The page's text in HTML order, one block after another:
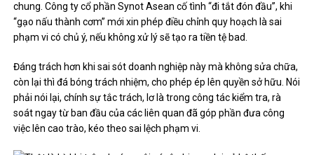
chung. Công ty cổ phần Synot Asean cố tình “đi tắt đón đầu”, khi
“gạo nấu thành cơm” mới xin phép điều chỉnh quy hoạch là sai
phạm vi có chủ ý, nếu không xử lý sẽ tạo ra tiền tệ bad.
Đáng trách hơn khi sai sót doanh nghiệp này mà không sửa chữa,
còn lại thì đá bóng trách nhiệm, cho phép ép lên quyền sở hữu. Nói
phải nói lại, chính sự tắc trách, lơ là trong công tác kiểm tra, rà
soát ngay từ ban đầu của các liên quan đã góp phần đưa công
việc lên cao trào, kéo theo sai lệch phạm vi.